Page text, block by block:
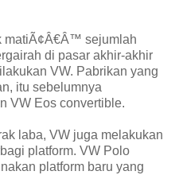
matiÃ¢Â€Â™ sejumlah
di pasar akhir-akhir
VW. Pabrikan yang
itu sebelumnya
VW Eos convertible.
laba, VW juga melakukan
platform. VW Polo
platform baru yang